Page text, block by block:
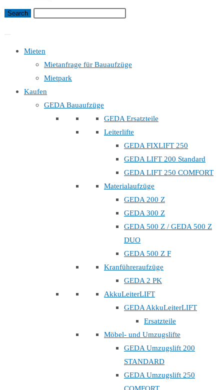
Mieten
Mietanfrage für Bauaufzüge
Mietpark
Kaufen
GEDA Bauaufzüge
GEDA Ersatzteile
Leiterlifte
GEDA FIXLIFT 250
GEDA LIFT 200 Standard
GEDA LIFT 250 COMFORT
Materialaufzüge
GEDA 200 Z
GEDA 300 Z
GEDA 500 Z / GEDA 500 Z
DUO
GEDA 500 Z F
Kranführeraufzüge
GEDA 2 PK
AkkuLeiterLIFT
GEDA AkkuLeiterLIFT
Ersatzteile
Möbel- und Umzugslifte
GEDA Umzugslift 200
STANDARD
GEDA Umzugslift 250